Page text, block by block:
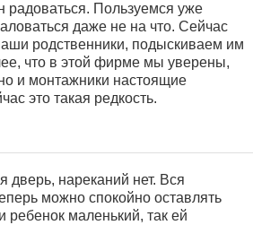
радоваться. Пользуемся уже
даже не на что. Сейчас
родственники, подыскиваем им
что в этой фирме мы уверены,
и монтажники настоящие
это такая редкость.
дверь, нареканий нет. Вся
можно спокойно оставлять
ребенок маленький, так ей